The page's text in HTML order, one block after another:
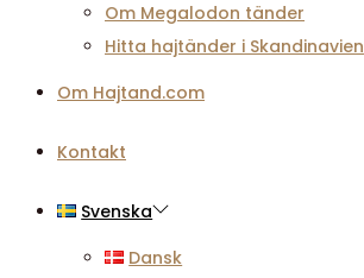
Om Megalodon tänder
Hitta hajtänder i Skandinavien
Om Hajtand.com
Kontakt
Svenska
Dansk